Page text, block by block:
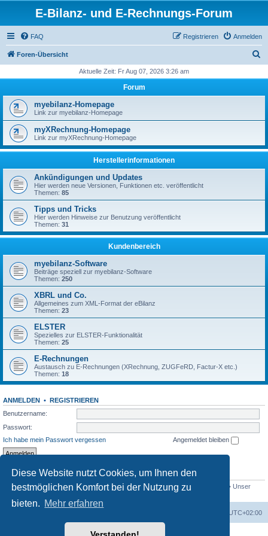
Diese Website nutzt Cookies, um Ihnen den
bestmöglichen Komfort bei der Nutzung zu
bieten. Mehr erfahren
E-Bilanz- und E-Rechnungs-Forum
FAQ Anmelden
Registrieren
Foren-Übersicht
h
Aktuelle Zeit: Fr Aug 07, 2026 3:26 am
Forum
myebilanz-Homepage
Link zur myebilanz-Homepage
myXRechnung-Homepage
Link zur myXRechnung-Homepage
Herstellerinformationen
Ankündigungen und Updates
Hier werden neue Versionen, Funktionen etc. veröffentlicht
Themen: 85
Tipps und Tricks
Hier werden Hinweise zur Benutzung veröffentlicht
Themen: 31
Kundenbereich
myebilanz-Software
Beiträge speziell zur myebilanz-Software
Themen: 250
XBRL und Co.
Allgemeines zum XML-Format der eBilanz
Themen: 23
ELSTER
Spezielles zur ELSTER-Funktionalität
Themen: 25
E-Rechnungen
Austausch zu E-Rechnungen (XRechnung, ZUGFeRD, Factur-X etc.)
Themen: 18
ANMELDEN • REGISTRIEREN
Benutzername:
Passwort:
Ich habe mein Passwort vergessen
Angemeldet bleiben
STATISTIK
Beiträge insgesamt1558 • Themen insgesamt432 • Mitglieder insgesamt
• Unser
neuestes Mitglied:
UTC+02:00
Powered byphpBB® Forum Software © phpBB Limited